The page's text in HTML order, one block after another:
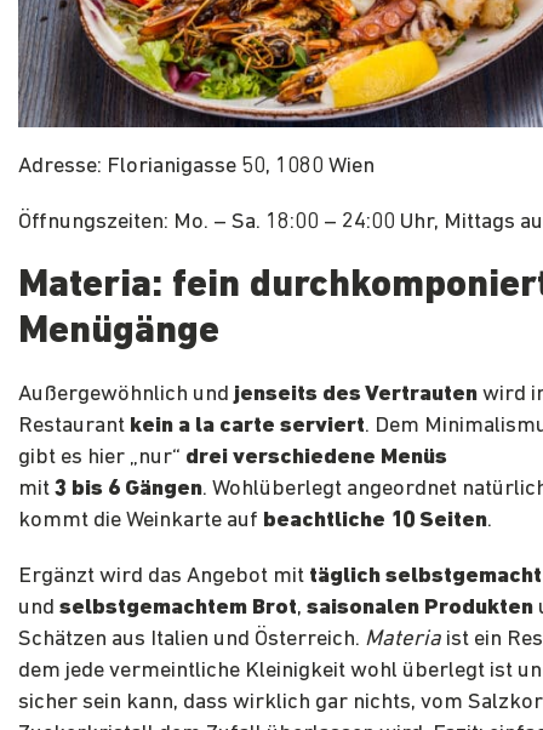
Adresse: Florianigasse 50, 1080 Wien
Öffnungszeiten: Mo. – Sa. 18:00 – 24:00 Uhr, Mittags
Materia: fein
Menügänge
Außergewöhnlich undjenseits des Vertrauten wird
Restaurant kein a la carte serviert. Dem
gibt es hier „nur“ drei verschiedene Menüs
mit 3 bis 6 Gängen. Wohlüberlegt angeordnet
kommt die Weinkarte auf beachtliche 10 Seiten.
Ergänzt wird das Angebot mit täglich
und selbstgemachtem Brot, saisonalen Produkten
Schätzen aus Italien und Österreich. Materia ist ein
dem jede vermeintliche Kleinigkeit wohl überlegt ist
sicher sein kann, dass wirklich gar nichts, vom